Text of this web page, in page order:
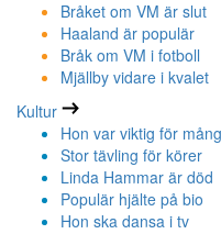
Bråket om VM är slut
Haaland är populär
Bråk om VM i fotboll
Mjällby vidare i kvalet
Kultur
Hon var viktig för
Stor tävling för körer
Linda Hammar är död
Populär hjälte på bio
Hon ska dansa i tv